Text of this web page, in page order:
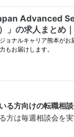
る方向けの転職相
方は毎週相談会を